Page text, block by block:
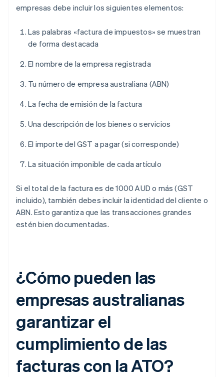
empresas debe incluir los siguientes elementos:
Las palabras «factura de impuestos» se muestran
de forma destacada
El nombre de la empresa registrada
Tu número de empresa australiana (ABN)
La fecha de emisión de la factura
Una descripción de los bienes o servicios
El importe del GST a pagar (si corresponde)
La situación imponible de cada artículo
Si el total de la factura es de 1000 AUD o más (GST
incluido), también debes incluir la identidad del cliente o
ABN. Esto garantiza que las transacciones grandes
estén bien documentadas.
¿Cómo pueden las
empresas australianas
garantizar el
cumplimiento de las
facturas con la ATO?